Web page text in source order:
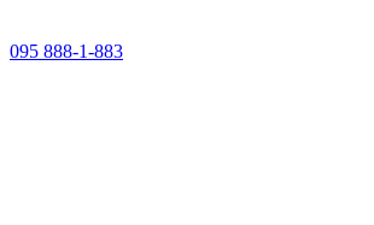
095 888-1-883